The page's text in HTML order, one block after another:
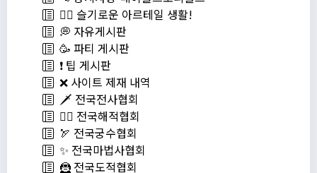
💁‍♂ 슬기로운 아르테일 생활!
💭 자유게시판
🥳 파티 게시판
❗️ 팁 게시판
❌ 사이트 제재 내역
🗡️ 전국전사협회
🏴‍☠️ 전국해적협회
🏹 전국궁수협회
✨ 전국마법사협회
🦹 전국도적협회